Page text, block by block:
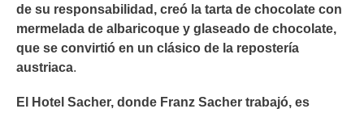
de su responsabilidad, creó la tarta de chocolate con
mermelada de albaricoque y glaseado de chocolate,
que se convirtió en un clásico de la repostería
austriaca.
El Hotel Sacher, donde Franz Sacher trabajó, es